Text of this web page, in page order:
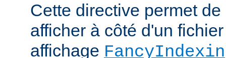
Cette directive permet
afficher à côté d'un
affichage